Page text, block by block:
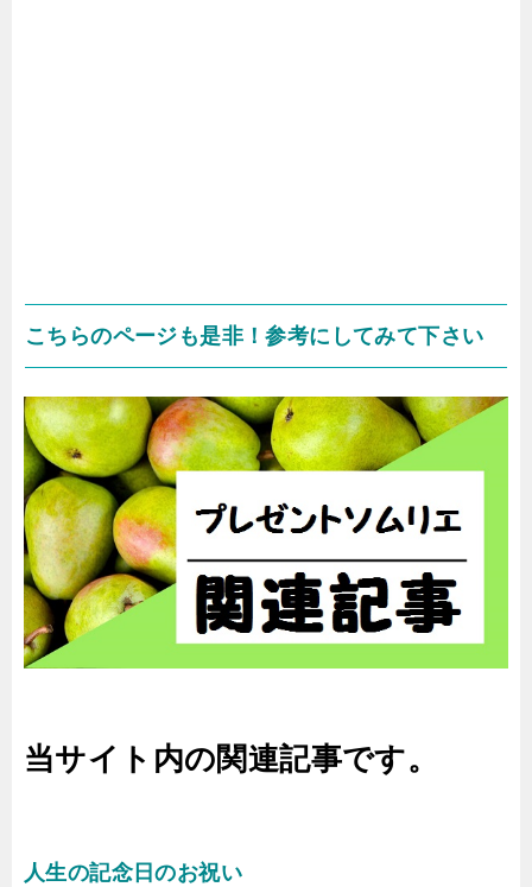
こちらのページも是非！参考にしてみて下さい
当サイト内の関連記事です。
人生の記念日のお祝い